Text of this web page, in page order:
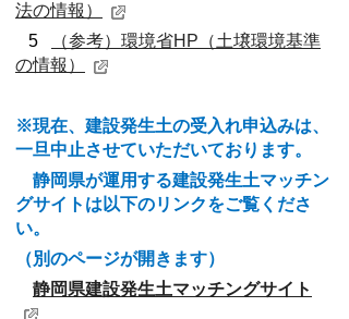
法の情報）
5
（参考）環境省HP（土壌環境基準
の情報）
※現在、建設発生土の受入れ申込みは、
一旦中止させていただいております。
静岡県が運用する建設発生土マッチン
グサイトは以下のリンクをご覧くださ
い。
（別のページが開きます）
静岡県建設発生土マッチングサイト